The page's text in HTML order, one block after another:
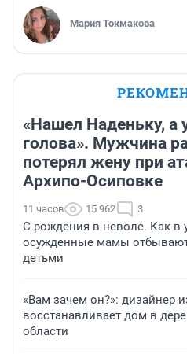
Мария Токмакова
«Нашел Наденьку, а
голова». Мужчина
потерял жену при
Архипо-Осиповке
11 часов 15 962 3
С рождения в неволе. Как в
осужденные мамы
детьми
«Вам зачем он?»: дизайнер
восстанавливает дом в
области